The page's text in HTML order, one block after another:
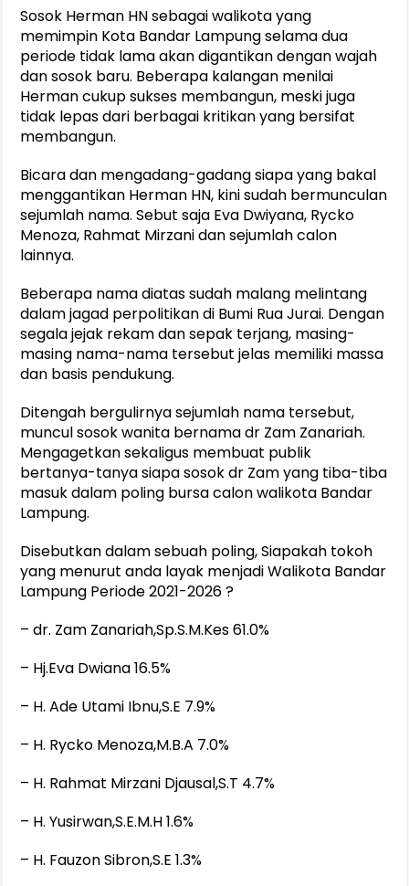
Sosok Herman HN sebagai walikota yang
memimpin Kota Bandar Lampung selama dua
periode tidak lama akan digantikan dengan wajah
dan sosok baru. Beberapa kalangan menilai
Herman cukup sukses membangun, meski juga
tidak lepas dari berbagai kritikan yang bersifat
membangun.
Bicara dan mengadang-gadang siapa yang bakal
menggantikan Herman HN, kini sudah bermunculan
sejumlah nama. Sebut saja Eva Dwiyana, Rycko
Menoza, Rahmat Mirzani dan sejumlah calon
lainnya.
Beberapa nama diatas sudah malang melintang
dalam jagad perpolitikan di Bumi Rua Jurai. Dengan
segala jejak rekam dan sepak terjang, masing-
masing nama-nama tersebut jelas memiliki massa
dan basis pendukung.
Ditengah bergulirnya sejumlah nama tersebut,
muncul sosok wanita bernama dr Zam Zanariah.
Mengagetkan sekaligus membuat publik
bertanya-tanya siapa sosok dr Zam yang tiba-tiba
masuk dalam poling bursa calon walikota Bandar
Lampung.
Disebutkan dalam sebuah poling, Siapakah tokoh
yang menurut anda layak menjadi Walikota Bandar
Lampung Periode 2021-2026 ?
– dr. Zam Zanariah,Sp.S.M.Kes 61.0%
– Hj.Eva Dwiana 16.5%
– H. Ade Utami Ibnu,S.E 7.9%
– H. Rycko Menoza,M.B.A 7.0%
– H. Rahmat Mirzani Djausal,S.T 4.7%
– H. Yusirwan,S.E.M.H 1.6%
– H. Fauzon Sibron,S.E 1.3%